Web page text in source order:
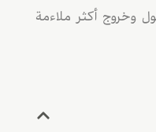
وخروج أكثر ملاءمة